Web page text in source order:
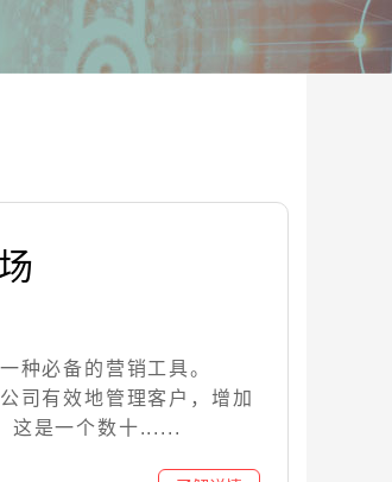
种必备的营销工具。
司有效地管理客户，增加
这是一个数十......